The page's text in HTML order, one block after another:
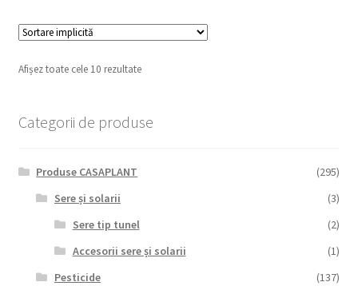
Afișez toate cele 10 rezultate
Categorii de produse
Produse CASAPLANT
(295)
Sere și solarii
(3)
Sere tip tunel
(2)
Accesorii sere și solarii
(1)
Pesticide
(137)